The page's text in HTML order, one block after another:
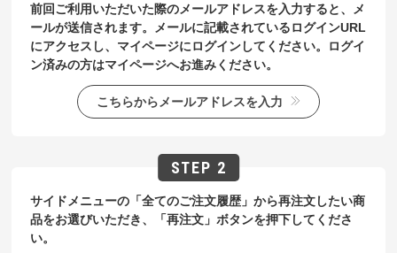
前回ご利用いただいた際のメールアドレスを入力すると、メ
ールが送信されます。メールに記載されているログインURL
にアクセスし、マイページにログインしてください。ログイ
ン済みの方はマイページへお進みください。
こちらからメールアドレスを入力
サイドメニューの「全てのご注文履歴」から再注文したい商
品をお選びいただき、「再注文」ボタンを押下してくださ
い。